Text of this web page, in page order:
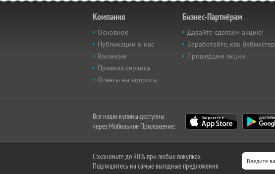
Компания
Основное
Публикации о нас
Вакансии
Правила сервиса
Ответы на вопросы
Бизнес-Партнёрам
Давайте сделаем акцию!
Заработайте, как Вебмастер
Прошедшие акции
Все наши купоны доступны
через Мобильное Приложение:
Сэкономьте до 90% при любых покупках
Подпишитесь на самые выгодные предложения